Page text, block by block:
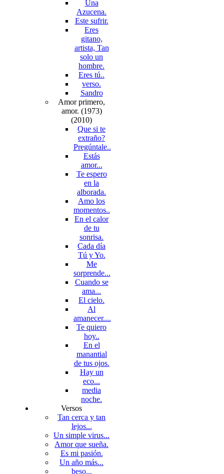
Una
Azucena.
Este sufrir.
Eres
gitano,
artista, Tan
solo un
hombre.
Eres tú..
verso.
Sandro
Amor primero,
amor. (1973)
(2010)
Que si te
extraño?
Pregúntale..
Estás
amor...
Te espero
en la
alborada.
Amo los
momentos..
En el calor
de tu
sonrisa.
Cada día
Tú y Yo.
Me
sorprende...
Cuando se
ama...
El cielo.
Al
amanecer....
Te quiero
hoy..
En el
manantial
de tus ojos.
Hay un
eco...
media
noche.
Versos
Tan cerca y tan
lejos...
Un simple virus...
Amor que sueña.
Es mi pasión.
Un año más...
beso...